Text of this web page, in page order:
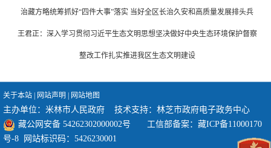
治藏方略统筹抓好“四件大事”落实 当好全区长治久安和高质量发展排头兵
王君正：深入学习贯彻习近平生态文明思想坚决做好中央生态环境保护督察
整改工作扎实推进我区生态文明建设
关于本站 | 网站声明 | 网站地图
主办单位：米林市人民政府 技术支持：林芝市政府电子政务中心
藏公网安备 54262302000002号
工信部备案： 藏ICP备11000170
号-8 网站标识码：5426230001